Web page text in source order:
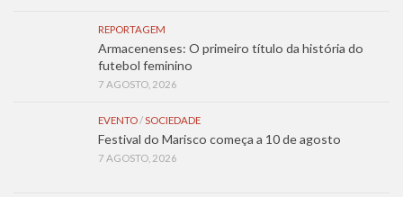
REPORTAGEM
Armacenenses: O primeiro título da história do
futebol feminino
7 AGOSTO, 2026
EVENTO/SOCIEDADE
Festival do Marisco começa a 10 de agosto
7 AGOSTO, 2026